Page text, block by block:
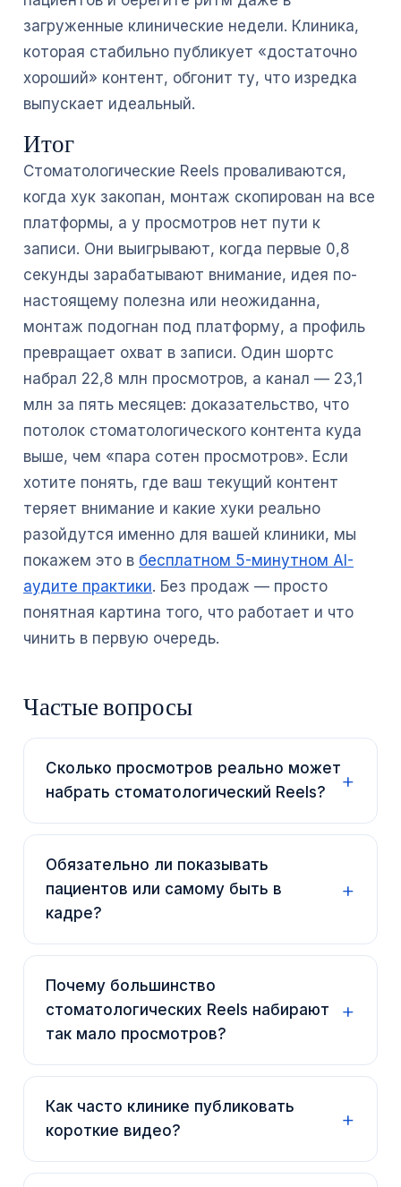
загруженные клинические недели. Клиника,
которая стабильно публикует «достаточно
хороший» контент, обгонит ту, что изредка
выпускает идеальный.
Итог
Стоматологические Reels проваливаются,
когда хук закопан, монтаж скопирован на все
платформы, а у просмотров нет пути к
записи. Они выигрывают, когда первые 0,8
секунды зарабатывают внимание, идея по-
настоящему полезна или неожиданна,
монтаж подогнан под платформу, а профиль
превращает охват в записи. Один шортс
набрал 22,8 млн просмотров, а канал — 23,1
млн за пять месяцев: доказательство, что
потолок стоматологического контента куда
выше, чем «пара сотен просмотров». Если
хотите понять, где ваш текущий контент
теряет внимание и какие хуки реально
разойдутся именно для вашей клиники, мы
покажем это в бесплатном 5-минутном AI-
аудите практики. Без продаж — просто
понятная картина того, что работает и что
чинить в первую очередь.
Частые вопросы
Сколько просмотров реально может
набрать стоматологический Reels?
Обязательно ли показывать
пациентов или самому быть в
кадре?
Почему большинство
стоматологических Reels набирают
так мало просмотров?
Как часто клинике публиковать
короткие видео?